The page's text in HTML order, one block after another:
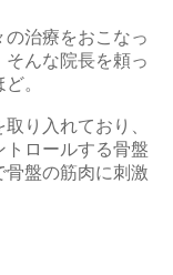
治療をおこなっ
んな院長を頼っ
。
り入れており、
トロールする骨盤
盤の筋肉に刺激